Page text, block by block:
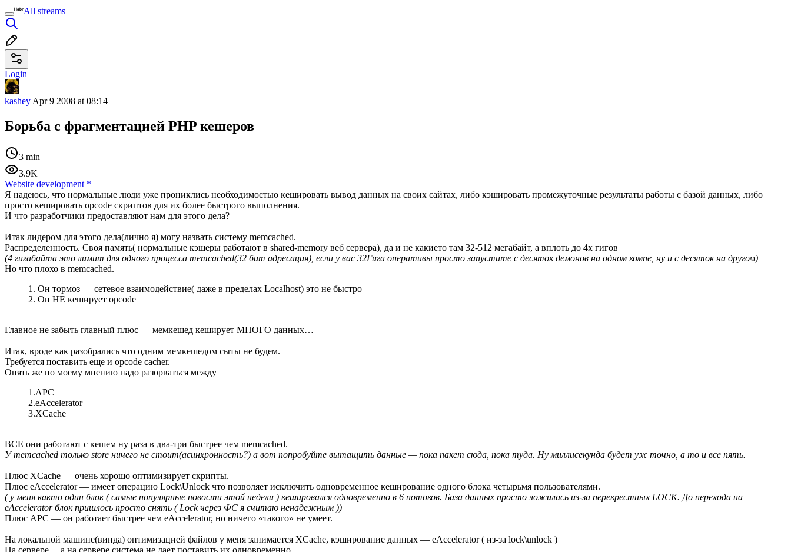
All streams
Login
kashey Apr 9 2008 at 08:14
Борьба с фрагментацией PHP кешеров
3 min
3.9K
Website development *
Я надеюсь, что нормальные люди уже прониклись необходимостью кешировать вывод данных на своих сайтах, либо кэшировать промежуточные результаты работы с базой данных, либо
просто кешировать opcode скриптов для их более быстрого выполнения.
И что разработчики предоставляют нам для этого дела?
Итак лидером для этого дела(лично я) могу назвать систему memcached.
Распределенность. Своя память( нормальные кэшеры работают в shared-memory веб сервера), да и не какието там 32-512 мегабайт, а вплоть до 4х гигов
(4 гигабайта это лимит для одного процесса memcached(32 бит адресация), если у вас 32Гига оперативы просто запустите с десяток демонов на одном компе, ну и с десяток на другом)
Но что плохо в memcached.
1. Он тормоз — сетевое взаимодействие( даже в пределах Localhost) это не быстро
2. Он НЕ кеширует opcode
Главное не забыть главный плюс — мемкешед кеширует МНОГО данных…
Итак, вроде как разобрались что одним мемкешедом сыты не будем.
Требуется поставить еще и opcode cacher.
Опять же по моему мнению надо разорваться между
1.APC
2.eAccelerator
3.XCache
ВСЕ они работают с кешем ну раза в два-три быстрее чем memcached.
У memcached только store ничего не стоит(асинхронность?) а вот попробуйте вытащить данные — пока пакет сюда, пока туда. Ну миллисекунда будет уж точно, а то и все пять.
Плюс XCache — очень хорошо оптимизирует скрипты.
Плюс eAccelerator — имеет операцию Lock\Unlock что позволяет исключить одновременное кеширование одного блока четырьмя пользователями.
( у меня както один блок ( самые популярные новости этой недели ) кешировался одновременно в 6 потоков. База данных просто ложилась из-за перекрестных LOCK. До перехода на
eAccelerator блок пришлось просто снять ( Lock через ФС я считаю ненадежным ))
Плюс APC — он работает быстрее чем eAccelerator, но ничего «такого» не умеет.
На локальной машине(винда) оптимизацией файлов у меня занимается XCache, кэширование данных — eAccelerator ( из-за lock\unlock )
На сервере… а на сервере система не дает поставить их одновременно.